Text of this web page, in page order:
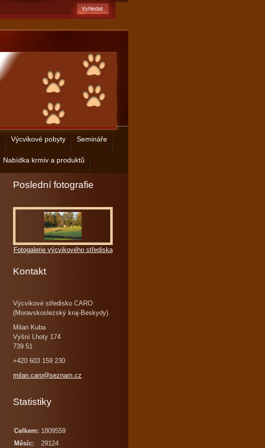
Výcvikové pobyty Semináře
Nabídka krmiv a produktů
Poslední fotografie
Fotogalerie výcvikového střediska
Kontakt
Výcvikové středisko CARO
(Moravskoslezský kraj-Beskydy)
Milan Kuba
Vyšní Lhoty 174
739 51
+420 603 159 230
milan.caro@seznam.cz
Statistiky
Celkem: 1809559
Měsíc:
29124